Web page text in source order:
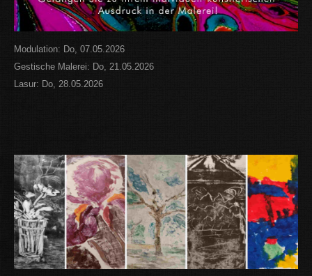
Modulation: Do, 07.05.2026
Gestische Malerei: Do, 21.05.2026
Lasur: Do, 28.05.2026